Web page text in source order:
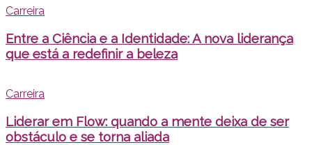
Carreira
Entre a Ciência e a Identidade: A nova liderança
que está a redefinir a beleza
Carreira
Liderar em Flow: quando a mente deixa de ser
obstáculo e se torna aliada